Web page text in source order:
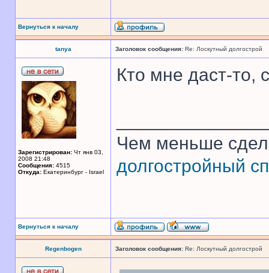
Вернуться к началу
tanya Заголовок сообщения: Re: Лоскутный долгострой
Зарегистрирован: Чт янв 03,
2008 21:48
Сообщения: 4515
Откуда: Екатеринбург - Israel
Кто мне даст-то,
Чем меньше
долгостройный
Вернуться к началу
Regenbogen Заголовок сообщения: Re: Лоскутный долгострой